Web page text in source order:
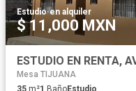
Estudio·en alquiler
$ 11,000 MXN
Mesa TIJUANA
35 m²1 BañoEstudio